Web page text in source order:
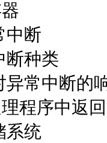
中断
断种类
异常中断的
程序中返回
系统